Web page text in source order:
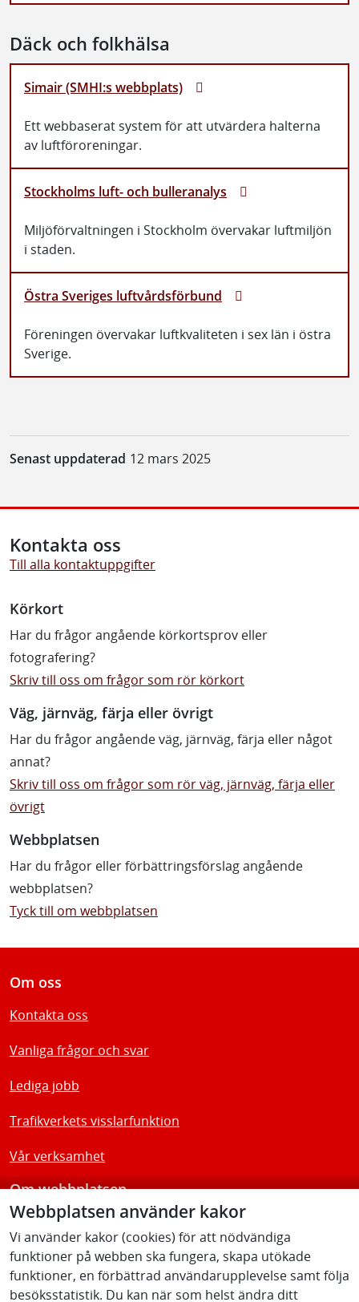
Däck och folkhälsa
Simair (SMHI:s webbplats)
Ett webbaserat system för att utvärdera halterna
av luftföroreningar.
Stockholms luft- och bulleranalys
Miljöförvaltningen i Stockholm övervakar luftmiljön
i staden.
Östra Sveriges luftvårdsförbund
Föreningen övervakar luftkvaliteten i sex län i östra
Sverige.
Senast uppdaterad 12 mars 2025
Webbplatsen använder kakor
Vi använder kakor (cookies) för att nödvändiga
funktioner på webben ska fungera, skapa utökade
funktioner, en förbättrad användarupplevelse samt följa
besöksstatistik. Du kan när som helst ändra ditt
Kontakta oss
Till alla kontaktuppgifter
Körkort
Har du frågor angående körkortsprov eller
fotografering?
Skriv till oss om frågor som rör körkort
Väg, järnväg, färja eller övrigt
Har du frågor angående väg, järnväg, färja eller något
annat?
Skriv till oss om frågor som rör väg, järnväg, färja eller
övrigt
Webbplatsen
Har du frågor eller förbättringsförslag angående
webbplatsen?
Tyck till om webbplatsen
Om oss
Kontakta oss
Vanliga frågor och svar
Lediga jobb
Trafikverkets visslarfunktion
Vår verksamhet
Om webbplatsen
Tillgänglighetsredogörelse
Följ oss